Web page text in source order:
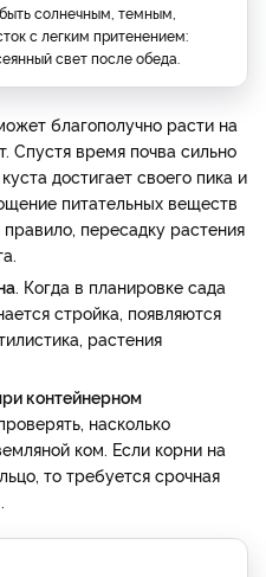
солнечным, темным,
с легким притенением:
свет после обеда.
благополучно расти на
Спустя время почва сильно
достигает своего пика и
питательных веществ
пересадку растения
. Когда в планировке сада
стройка, появляются
растения
контейнерном
насколько
ком. Если корни на
то требуется срочная